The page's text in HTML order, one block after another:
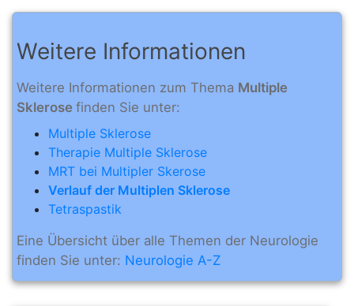
Weitere Informationen
Weitere Informationen zum Thema Multiple
Sklerose finden Sie unter:
Multiple Sklerose
Therapie Multiple Sklerose
MRT bei Multipler Skerose
Verlauf der Multiplen Sklerose
Tetraspastik
Eine Übersicht über alle Themen der Neurologie
finden Sie unter: Neurologie A-Z